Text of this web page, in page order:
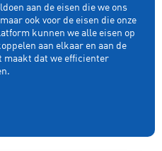
aan de eisen die we ons
ook voor de eisen die onze
kunnen we alle eisen op
aan elkaar en aan de
maakt dat we efficienter